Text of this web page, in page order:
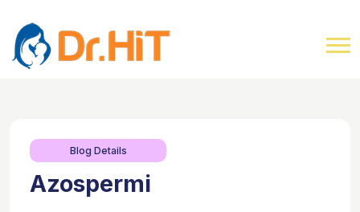
Blog Details
Azospermi